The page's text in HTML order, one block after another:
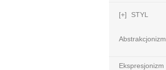
[+] STYL
Abstrakcjonizm
Ekspresjonizm